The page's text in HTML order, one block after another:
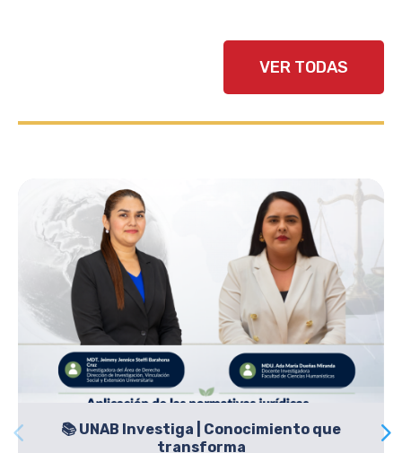
VER TODAS
📚 UNAB Investiga | Conocimiento que
transforma